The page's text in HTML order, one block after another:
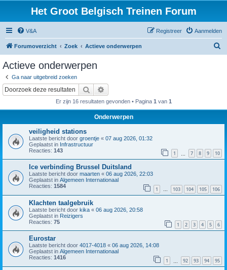
Het Groot Belgisch Treinen Forum
V&A Aanmelden
Registreer
Forumoverzicht Zoek Actieve onderwerpen
Actieve onderwerpen
Ga naar uitgebreid zoeken
Zoek
Er zijn 16 resultaten gevonden • Pagina 1 van 1
Onderwerpen
veiligheid stations
Laatste bericht door groentje « 07 aug 2026, 01:32
Geplaatst in Infrastructuur
Reacties: 143 1 7 8 9 10
Ice verbinding Brussel Duitsland
Laatste bericht door maarten « 06 aug 2026, 22:03
Geplaatst in Algemeen Internationaal
Reacties: 1584 1 … 103 104 105 106
Klachten taalgebruik
Laatste bericht door kika « 06 aug 2026, 20:58
Geplaatst in Reizigers
Reacties: 75 1 2 3 4 5 6
Eurostar
Laatste bericht door 4017-4018 « 06 aug 2026, 14:08
Geplaatst in Algemeen Internationaal
Reacties: 1416 1 92 93 94 95